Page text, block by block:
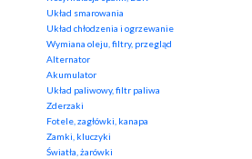
Układ smarowania
Układ chłodzenia i ogrzewanie
Wymiana oleju, filtry, przegląd
Alternator
Akumulator
Układ paliwowy, filtr paliwa
Zderzaki
Fotele, zagłówki, kanapa
Zamki, kluczyki
Światła, żarówki